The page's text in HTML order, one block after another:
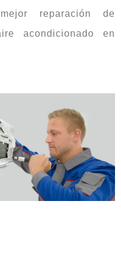
reparación de
acondicionado en